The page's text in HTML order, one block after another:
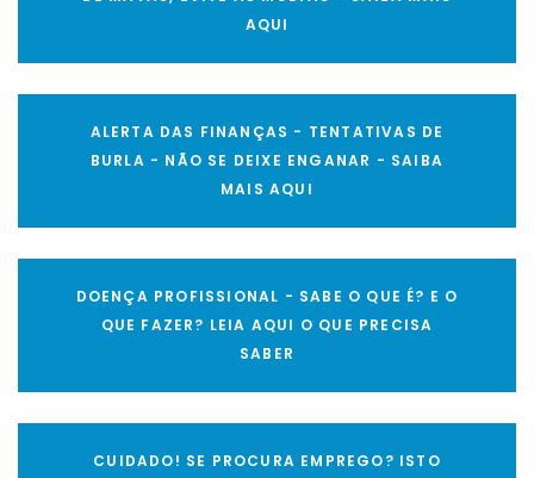
AQUI
ALERTA DAS FINANÇAS - TENTATIVAS DE
BURLA - NÃO SE DEIXE ENGANAR - SAIBA
MAIS AQUI
DOENÇA PROFISSIONAL - SABE O QUE É? E O
QUE FAZER? LEIA AQUI O QUE PRECISA
SABER
CUIDADO! SE PROCURA EMPREGO? ISTO